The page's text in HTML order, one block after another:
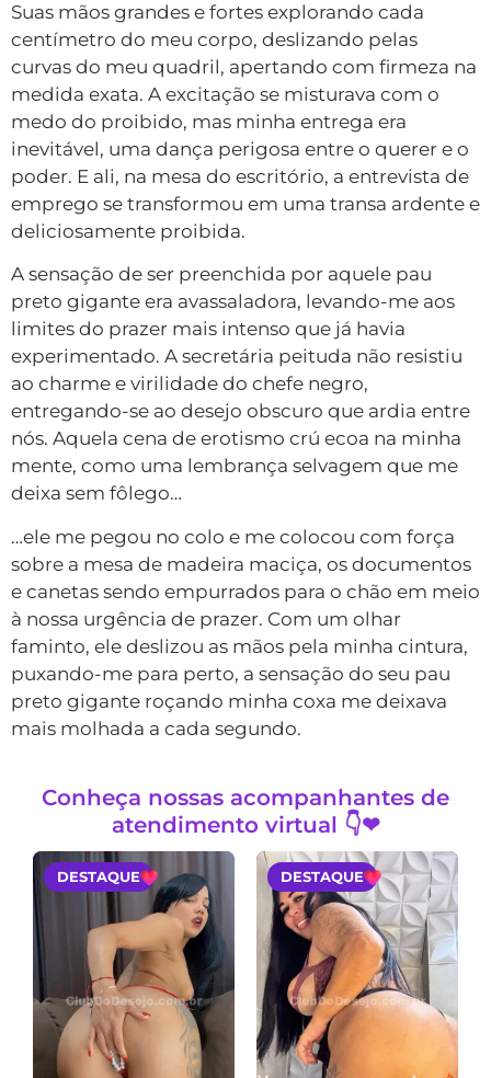
Suas mãos grandes e fortes explorando cada
centímetro do meu corpo, deslizando pelas
curvas do meu quadril, apertando com firmeza na
medida exata. A excitação se misturava com o
medo do proibido, mas minha entrega era
inevitável, uma dança perigosa entre o querer e o
poder. E ali, na mesa do escritório, a entrevista de
emprego se transformou em uma transa ardente e
deliciosamente proibida.
A sensação de ser preenchida por aquele pau
preto gigante era avassaladora, levando-me aos
limites do prazer mais intenso que já havia
experimentado. A secretária peituda não resistiu
ao charme e virilidade do chefe negro,
entregando-se ao desejo obscuro que ardia entre
nós. Aquela cena de erotismo crú ecoa na minha
mente, como uma lembrança selvagem que me
deixa sem fôlego…
…ele me pegou no colo e me colocou com força
sobre a mesa de madeira maciça, os documentos
e canetas sendo empurrados para o chão em meio
à nossa urgência de prazer. Com um olhar
faminto, ele deslizou as mãos pela minha cintura,
puxando-me para perto, a sensação do seu pau
preto gigante roçando minha coxa me deixava
mais molhada a cada segundo.
Conheça nossas acompanhantes de
atendimento virtual 👇❤
DESTAQUE DESTAQUE